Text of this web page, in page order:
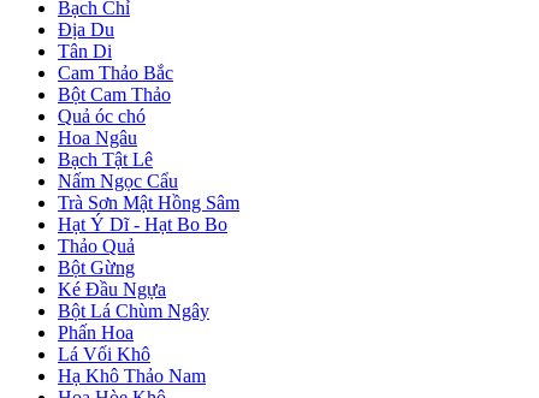
Bạch Chỉ
Địa Du
Tân Di
Cam Thảo Bắc
Bột Cam Thảo
Quả óc chó
Hoa Ngâu
Bạch Tật Lê
Nấm Ngọc Cẩu
Trà Sơn Mật Hồng Sâm
Hạt Ý Dĩ - Hạt Bo Bo
Thảo Quả
Bột Gừng
Ké Đầu Ngựa
Bột Lá Chùm Ngây
Phấn Hoa
Lá Vối Khô
Hạ Khô Thảo Nam